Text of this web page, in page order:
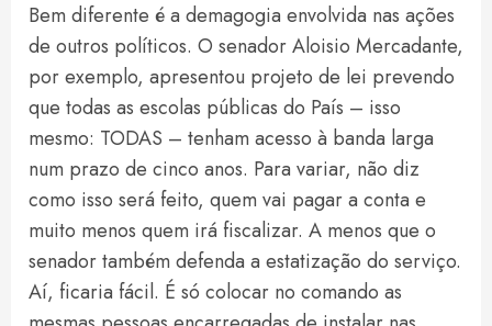
Bem diferente é a demagogia envolvida nas ações
de outros políticos. O senador Aloisio Mercadante,
por exemplo, apresentou projeto de lei prevendo
que todas as escolas públicas do País – isso
mesmo: TODAS – tenham acesso à banda larga
num prazo de cinco anos. Para variar, não diz
como isso será feito, quem vai pagar a conta e
muito menos quem irá fiscalizar. A menos que o
senador também defenda a estatização do serviço.
Aí, ficaria fácil. É só colocar no comando as